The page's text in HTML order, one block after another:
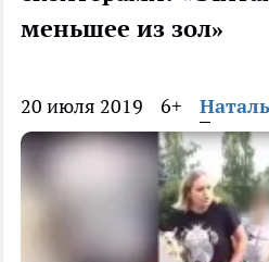
меньшее из зол»
20 июля 2019 6+